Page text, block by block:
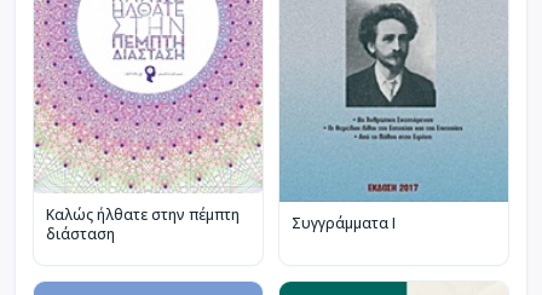
Καλώς ήλθατε στην πέμπτη
διάσταση
Συγγράμματα Ι